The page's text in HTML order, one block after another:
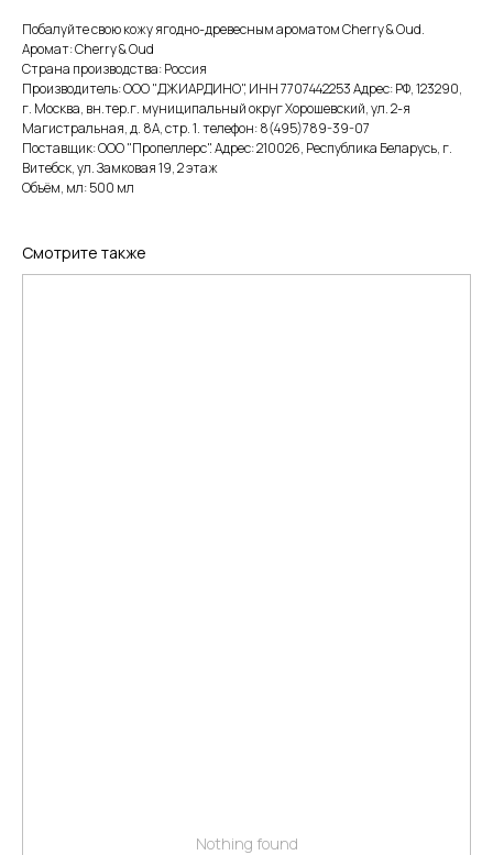
Побалуйте свою кожу ягодно-древесным ароматом Cherry & Oud.
Аромат: Cherry & Oud
Страна производства: Россия
Производитель: ООО "ДЖИАРДИНО", ИНН 7707442253 Адрес: РФ, 123290,
г. Москва, вн.тер.г. муниципальный округ Хорошевский, ул. 2-я
Магистральная, д. 8А, стр. 1. телефон: 8(495)789-39-07
Поставщик: ООО "Пропеллерс". Адрес: 210026, Республика Беларусь, г.
Витебск, ул. Замковая 19, 2 этаж
Объём, мл: 500 мл
Смотрите также
Nothing found